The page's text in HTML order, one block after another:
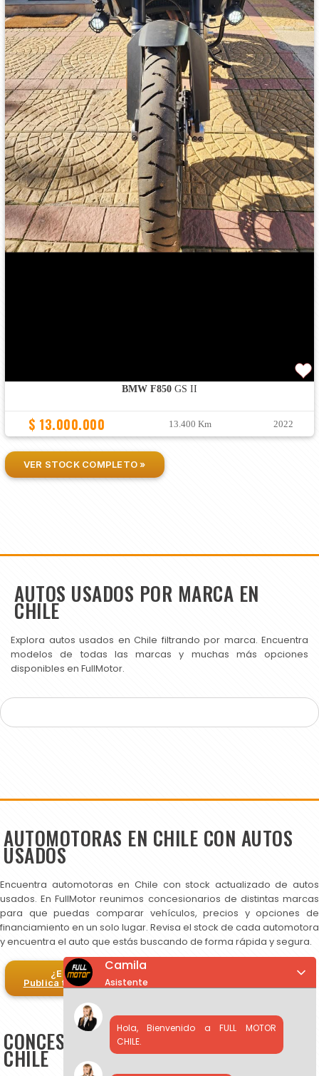
BMW F850GS II
$ 13.000.000 13.400 Km 2022
VER STOCK COMPLETO »
AUTOS USADOS POR MARCA EN
CHILE
Explora autos usados en Chile filtrando por marca. Encuentra
modelos de todas las marcas y muchas más opciones
disponibles en FullMotor.
AUTOMOTORAS EN CHILE CON AUTOS
USADOS
Encuentra automotoras en Chile con stock actualizado de autos
usados. En FullMotor reunimos concesionarios de distintas marcas
para que puedas comparar vehículos, precios y opciones de
financiamiento en un solo lugar. Revisa el stock de cada automotora
y encuentra el auto que estás buscando de forma rápida y segura.
¿Eres automotora?
Publica tus autos en FullMotor
CONCESIONARIOS DE AUTOS USADOS EN
CHILE
Camila
Asistente
Hola, Bienvenido a FULL MOTOR
CHILE.